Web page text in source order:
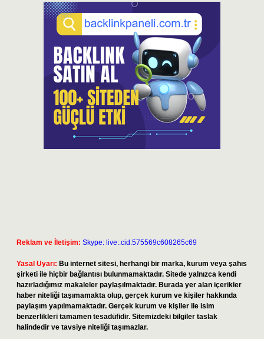
Reklam ve İletişim: Skype: live:.cid.575569c608265c69
Yasal Uyarı: Bu internet sitesi, herhangi bir marka, kurum veya şahıs
şirketi ile hiçbir bağlantısı bulunmamaktadır. Sitede yalnızca kendi
hazırladığımız makaleler paylaşılmaktadır. Burada yer alan içerikler
haber niteliği taşımamakta olup, gerçek kurum ve kişiler hakkında
paylaşım yapılmamaktadır. Gerçek kurum ve kişiler ile isim
benzerlikleri tamamen tesadüfidir. Sitemizdeki bilgiler taslak
halindedir ve tavsiye niteliği taşımazlar.